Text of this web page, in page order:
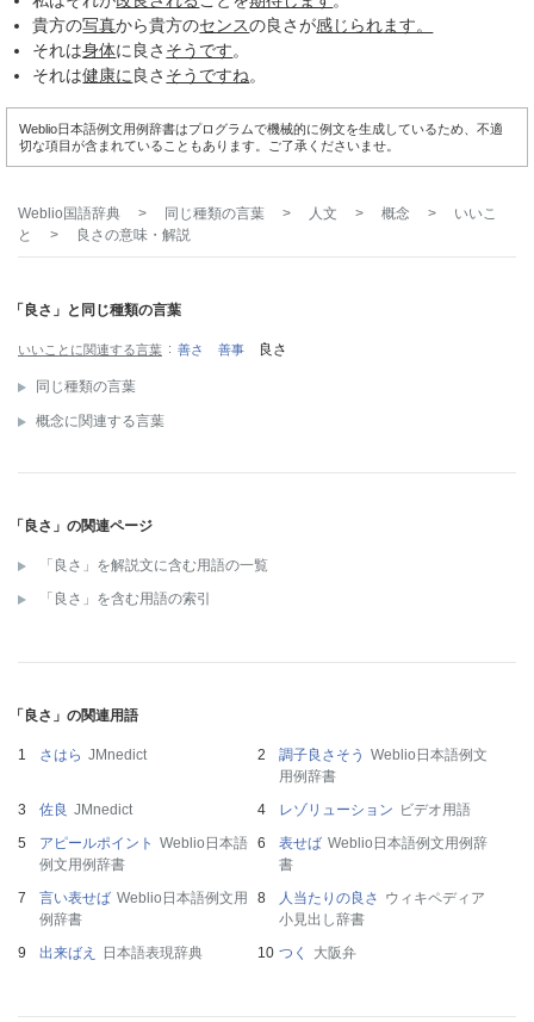
貴方の写真から貴方のセンスの良さが感じられます。
それは身体に良さ そうです。
それは健康に 良さ そうですね。
Weblio日本語例文用例辞書はプログラムで機械的に例文を生成しているため、不適
切な項目が含まれていることもあります。ご了承くださいませ。
Weblio国語辞典 > 同じ種類の言葉 > 人文 > 概念 >
いいこ
と
> 良さの意味・解説
「良さ」と同じ種類の言葉
いいことに関連する言葉 善さ 善事 良さ
同じ種類の言葉
概念に関連する言葉
「良さ」の関連ページ
「良さ」を解説文に含む用語の一覧
「良さ」を含む用語の索引
「良さ」の関連用語
さはら JMnedict 調子良さそう Weblio日本語例文
用例辞書
佐良 JMnedict レゾリューション ビデオ用語
アピールポイント Weblio日本語
例文用例辞書
表せば Weblio日本語例文用例辞
書
言い表せば Weblio日本語例文用
例辞書
人当たりの良さ ウィキペディア
小見出し辞書
出来ばえ
日本語表現辞典 つく 大阪弁